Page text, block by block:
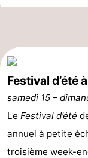
golf
Peche
Sportive
-
Equitation
Glossopètre
des
Boire
Festival d’été
samedi 15 –
Le Festival d’été
annuel à petite
troisième week-